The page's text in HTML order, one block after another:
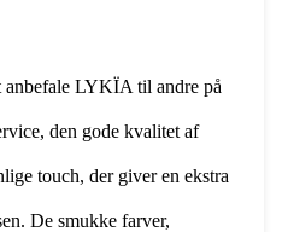
LYKÏA til andre på
den gode kvalitet af
touch, der giver en ekstra
De smukke farver,